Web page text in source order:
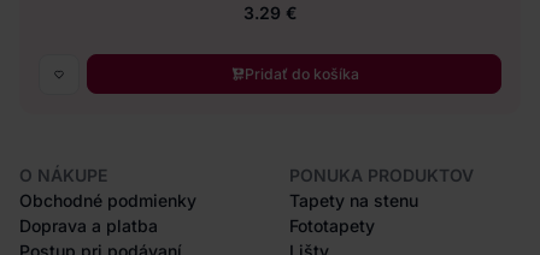
3.29 €
Pridať do košíka
O NÁKUPE
Obchodné podmienky
Doprava a platba
Postup pri podávaní
PONUKA PRODUKTOV
Tapety na stenu
Fototapety
Lišty